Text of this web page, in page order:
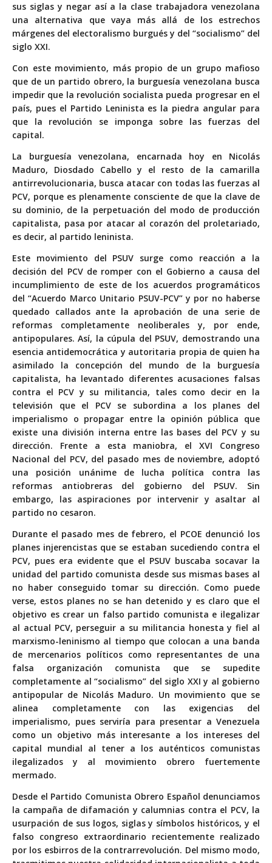
sus siglas y negar así a la clase trabajadora venezolana
una alternativa que vaya más allá de los estrechos
márgenes del electoralismo burgués y del “socialismo” del
siglo XXI.
Con este movimiento, más propio de un grupo mafioso
que de un partido obrero, la burguesía venezolana busca
impedir que la revolución socialista pueda progresar en el
país, pues el Partido Leninista es la piedra angular para
que la revolución se imponga sobre las fuerzas del
capital.
La burguesía venezolana, encarnada hoy en Nicolás
Maduro, Diosdado Cabello y el resto de la camarilla
antirrevolucionaria, busca atacar con todas las fuerzas al
PCV, porque es plenamente consciente de que la clave de
su dominio, de la perpetuación del modo de producción
capitalista, pasa por atacar al corazón del proletariado,
es decir, al partido leninista.
Este movimiento del PSUV surge como reacción a la
decisión del PCV de romper con el Gobierno a causa del
incumplimiento de este de los acuerdos programáticos
del “Acuerdo Marco Unitario PSUV-PCV” y por no haberse
quedado callados ante la aprobación de una serie de
reformas completamente neoliberales y, por ende,
antipopulares. Así, la cúpula del PSUV, demostrando una
esencia antidemocrática y autoritaria propia de quien ha
asimilado la concepción del mundo de la burguesía
capitalista, ha levantado diferentes acusaciones falsas
contra el PCV y su militancia, tales como decir en la
televisión que el PCV se subordina a los planes del
imperialismo o propagar entre la opinión pública que
existe una división interna entre las bases del PCV y su
dirección. Frente a esta maniobra, el XVI Congreso
Nacional del PCV, del pasado mes de noviembre, adoptó
una posición unánime de lucha política contra las
reformas antiobreras del gobierno del PSUV. Sin
embargo, las aspiraciones por intervenir y asaltar al
partido no cesaron.
Durante el pasado mes de febrero, el PCOE denunció los
planes injerencistas que se estaban sucediendo contra el
PCV, pues era evidente que el PSUV buscaba socavar la
unidad del partido comunista desde sus mismas bases al
no haber conseguido tomar su dirección. Como puede
verse, estos planes no se han detenido y es claro que el
objetivo es crear un falso partido comunista e ilegalizar
al actual PCV, perseguir a su militancia honesta y fiel al
marxismo-leninismo al tiempo que colocan a una banda
de mercenarios políticos como representantes de una
falsa organización comunista que se supedite
completamente al “socialismo” del siglo XXI y al gobierno
antipopular de Nicolás Maduro. Un movimiento que se
alinea completamente con las exigencias del
imperialismo, pues serviría para presentar a Venezuela
como un objetivo más interesante a los intereses del
capital mundial al tener a los auténticos comunistas
ilegalizados y al movimiento obrero fuertemente
mermado.
Desde el Partido Comunista Obrero Español denunciamos
la campaña de difamación y calumnias contra el PCV, la
usurpación de sus logos, siglas y símbolos históricos, y el
falso congreso extraordinario recientemente realizado
por los esbirros de la contrarrevolución. Del mismo modo,